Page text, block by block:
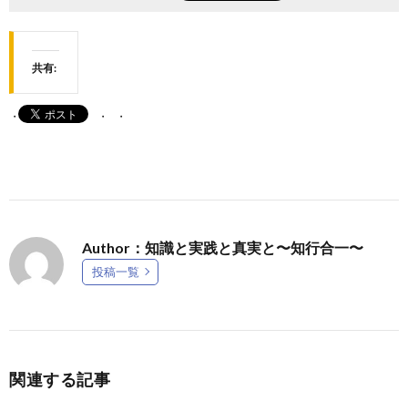
共有:
Author：知識と実践と真実と〜知行合一〜
投稿一覧
関連する記事